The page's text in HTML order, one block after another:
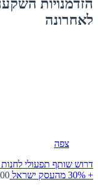
הזדמנויות
לאחרונה
צפה
דרוש שותף תפעולי
+ 30% מהעסק
ישראל